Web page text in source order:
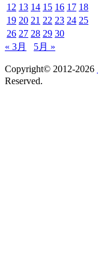
12 13 14 15 16 17 18
19 20 21 22 23 24 25
26 27 28 29 30
« 3月
5月 »
Copyright© 2012-2026
Reserved.